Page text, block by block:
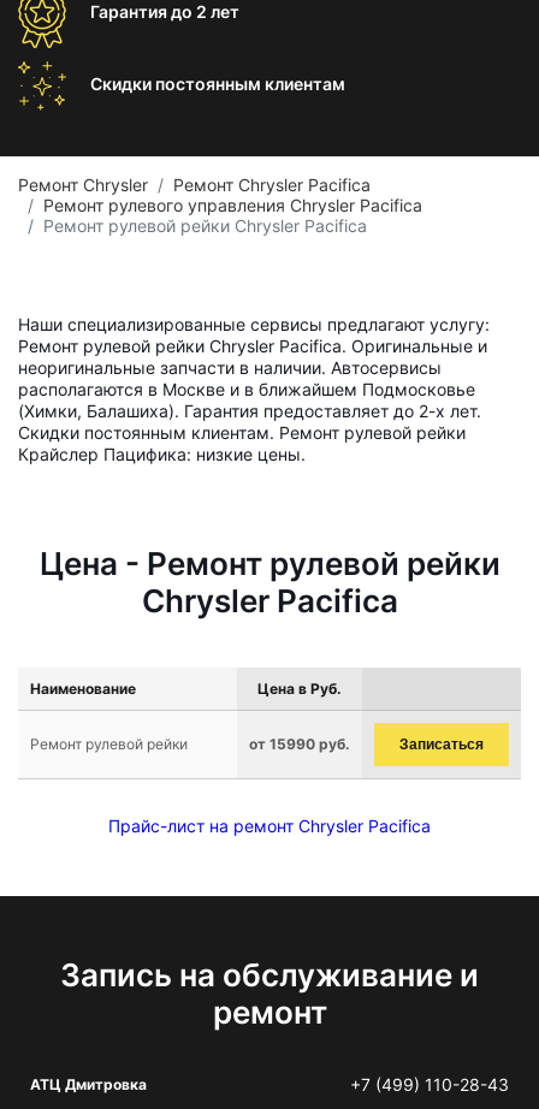
Гарантиядо 2 лет
Скидки постоянным клиентам
Ремонт Chrysler
Ремонт Chrysler Pacifica
Ремонт рулевого управления Chrysler Pacifica
Ремонт рулевой рейки Chrysler Pacifica
Наши специализированные сервисы предлагают услугу:
Ремонт рулевой рейки Chrysler Pacifica. Оригинальные и
неоригинальные запчасти в наличии. Автосервисы
располагаются в Москве и в ближайшем Подмосковье
(Химки, Балашиха). Гарантия предоставляет до 2-х лет.
Скидки постоянным клиентам. Ремонт рулевой рейки
Крайслер Пацифика: низкие цены.
Цена - Ремонт рулевой рейки
Chrysler Pacifica
Наименование Цена в Руб.
Ремонт рулевой рейки от 15990 руб. Записаться
Прайс-лист на ремонт Chrysler Pacifica
Запись на обслуживание и
ремонт
АТЦ Дмитровка +7 (499) 110-28-43